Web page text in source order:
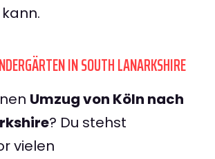
IN SOUTH LANARKSHIRE
Umzug von Köln nach
? Du stehst
vielen